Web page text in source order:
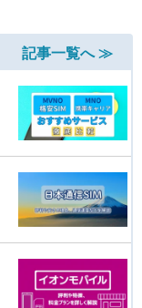
記事一覧へ ≫